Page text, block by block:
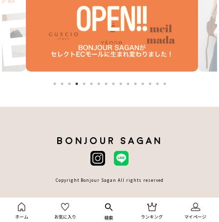
BONJOUR SAGAN
Copyright Bonjour Sagan All rights reserved
ホーム お気に入り 検索 ランキング マイページ